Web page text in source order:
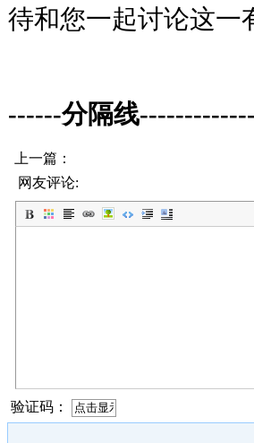
待和您一起讨论这一
------分隔线
上一篇：
网友评论:
验证码：